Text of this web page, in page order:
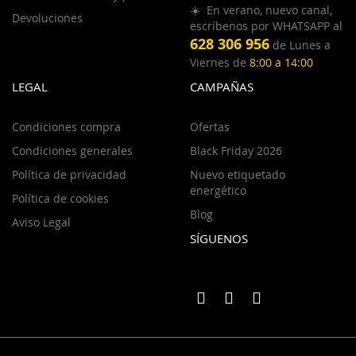
Devoluciones
☀️ En verano, nuevo canal,
escríbenos por WHATSAPP al
628 306 956 de Lunes a
Viernes de 8:00 a 14:00
LEGAL
Condiciones compra
Condiciones generales
Política de privacidad
Política de cookies
Aviso Legal
CAMPAÑAS
Ofertas
Black Friday 2026
Nuevo etiquetado
energético
Blog
SÍGUENOS